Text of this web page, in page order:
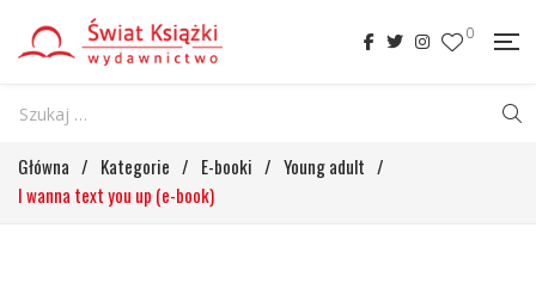
0
Główna / Kategorie / E-booki / Young adult /
I wanna text you up (e-book)